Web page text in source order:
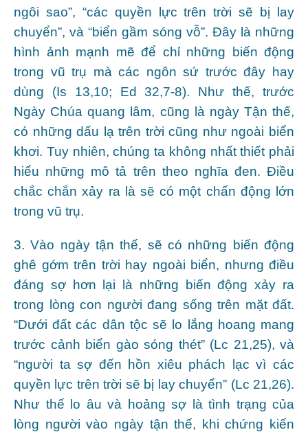
ngôi sao”, “các quyền lực trên trời sẽ bị lay
chuyển”, và “biển gầm sóng vỗ”. Đây là những
hình ảnh mạnh mẽ để chỉ những biến động
trong vũ trụ mà các ngôn sứ trước đây hay
dùng (Is 13,10; Ed 32,7-8). Như thế, trước
Ngày Chúa quang lâm, cũng là ngày Tận thế,
có những dấu lạ trên trời cũng như ngoài biển
khơi. Tuy nhiên, chúng ta không nhất thiết phải
hiểu những mô tả trên theo nghĩa đen. Điều
chắc chắn xảy ra là sẽ có một chấn động lớn
trong vũ trụ.
3. Vào ngày tận thế, sẽ có những biến động
ghê gớm trên trời hay ngoài biển, nhưng điều
đáng sợ hơn lại là những biến động xảy ra
trong lòng con người đang sống trên mặt đất.
“Dưới đất các dân tộc sẽ lo lắng hoang mang
trước cảnh biển gào sóng thét” (Lc 21,25), và
“người ta sợ đến hồn xiêu phách lạc vì các
quyền lực trên trời sẽ bị lay chuyển” (Lc 21,26).
Như thế lo âu và hoảng sợ là tình trạng của
lòng người vào ngày tận thế, khi chứng kiến